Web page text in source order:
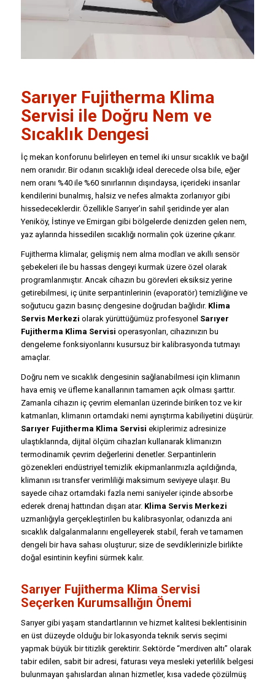
Sarıyer Fujitherma Klima
Servisi ile Doğru Nem ve
Sıcaklık Dengesi
İç mekan konforunu belirleyen en temel iki unsur sıcaklık ve bağıl
nem oranıdır. Bir odanın sıcaklığı ideal derecede olsa bile, eğer
nem oranı %40 ile %60 sınırlarının dışındaysa, içerideki insanlar
kendilerini bunalmış, halsiz ve nefes almakta zorlanıyor gibi
hissedeceklerdir. Özellikle Sarıyer’in sahil şeridinde yer alan
Yeniköy, İstinye ve Emirgan gibi bölgelerde denizden gelen nem,
yaz aylarında hissedilen sıcaklığı normalin çok üzerine çıkarır.
Fujitherma klimalar, gelişmiş nem alma modları ve akıllı sensör
şebekeleri ile bu hassas dengeyi kurmak üzere özel olarak
programlanmıştır. Ancak cihazın bu görevleri eksiksiz yerine
getirebilmesi, iç ünite serpantinlerinin (evaporatör) temizliğine ve
soğutucu gazın basınç dengesine doğrudan bağlıdır. Klima
Servis Merkezi olarak yürüttüğümüz profesyonel Sarıyer
Fujitherma Klima Servisi operasyonları, cihazınızın bu
dengeleme fonksiyonlarını kusursuz bir kalibrasyonda tutmayı
amaçlar.
Doğru nem ve sıcaklık dengesinin sağlanabilmesi için klimanın
hava emiş ve üfleme kanallarının tamamen açık olması şarttır.
Zamanla cihazın iç çevrim elemanları üzerinde biriken toz ve kir
katmanları, klimanın ortamdaki nemi ayrıştırma kabiliyetini düşürür.
Sarıyer Fujitherma Klima Servisi ekiplerimiz adresinize
ulaştıklarında, dijital ölçüm cihazları kullanarak klimanızın
termodinamik çevrim değerlerini denetler. Serpantinlerin
gözenekleri endüstriyel temizlik ekipmanlarımızla açıldığında,
klimanın ısı transfer verimliliği maksimum seviyeye ulaşır. Bu
sayede cihaz ortamdaki fazla nemi saniyeler içinde absorbe
ederek drenaj hattından dışarı atar. Klima Servis Merkezi
uzmanlığıyla gerçekleştirilen bu kalibrasyonlar, odanızda ani
sıcaklık dalgalanmalarını engelleyerek stabil, ferah ve tamamen
dengeli bir hava sahası oluşturur; size de sevdiklerinizle birlikte
doğal esintinin keyfini sürmek kalır.
Sarıyer Fujitherma Klima Servisi
Seçerken Kurumsallığın Önemi
Sarıyer gibi yaşam standartlarının ve hizmet kalitesi beklentisinin
en üst düzeyde olduğu bir lokasyonda teknik servis seçimi
yapmak büyük bir titizlik gerektirir. Sektörde “merdiven altı” olarak
tabir edilen, sabit bir adresi, faturası veya mesleki yeterlilik belgesi
bulunmayan şahıslardan alınan hizmetler, kısa vadede çözülmüş